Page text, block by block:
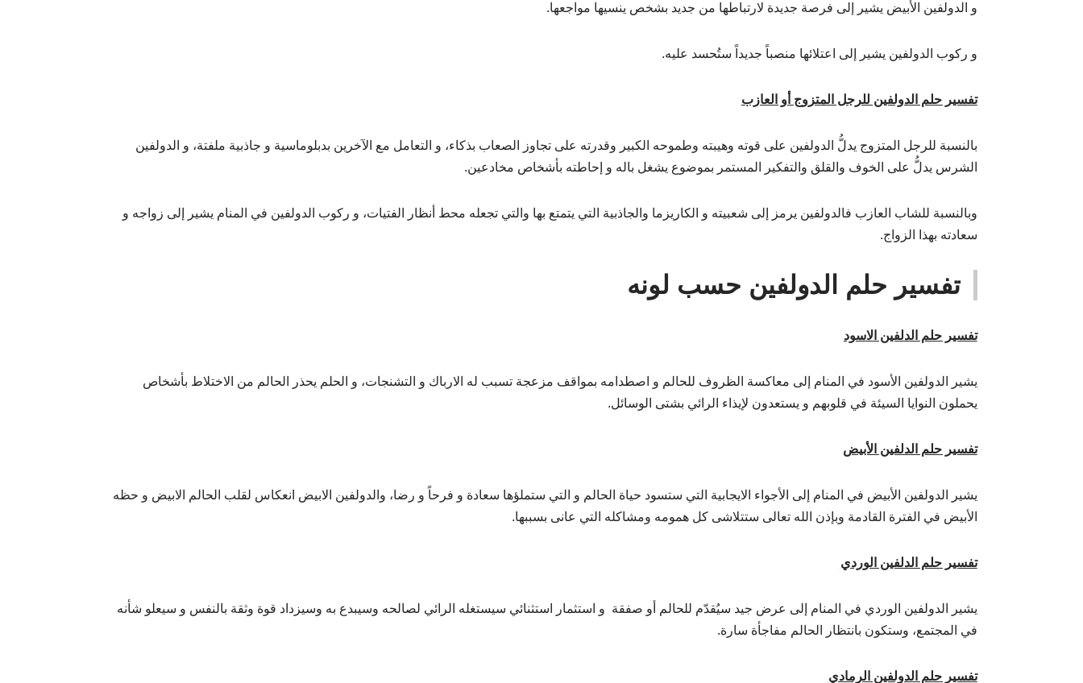
و الدولفين الأبيض يشير إلى فرصة جديدة لارتباطها من جديد بشخص ينسيها مواجعها.
و ركوب الدولفين يشير إلى اعتلائها منصباً جديداً ستُحسد عليه.
تفسير حلم الدولفين للرجل المتزوج أو العازب
بالنسبة للرجل المتزوج يدلُّ الدولفين على قوته وهيبته وطموحه الكبير وقدرته على تجاوز الصعاب بذكاء، و التعامل مع الآخرين بدبلوماسية و جاذبية ملفتة، و الدولفين
الشرس يدلُّ على الخوف والقلق والتفكير المستمر بموضوع يشغل باله و إحاطته بأشخاص مخادعين.
وبالنسبة للشاب العازب فالدولفين يرمز إلى شعبيته و الكاريزما والجاذبية التي يتمتع بها والتي تجعله محط أنظار الفتيات، و ركوب الدولفين في المنام يشير إلى زواجه و
سعادته بهذا الزواج.
تفسير حلم الدولفين حسب لونه
تفسير حلم الدلفين الاسود
يشير الدولفين الأسود في المنام إلى معاكسة الظروف للحالم و اصطدامه بمواقف مزعجة تسبب له الارباك و التشنجات، و الحلم يحذر الحالم من الاختلاط بأشخاص
يحملون النوايا السيئة في قلوبهم و يستعدون لإيذاء الرائي بشتى الوسائل.
تفسير حلم الدلفين الأبيض
يشير الدولفين الأبيض في المنام إلى الأجواء الايجابية التي ستسود حياة الحالم و التي ستملؤها سعادة و فرحاً و رضا، والدولفين الابيض انعكاس لقلب الحالم الابيض و حظه
الأبيض في الفترة القادمة وبإذن الله تعالى ستتلاشى كل همومه ومشاكله التي عانى بسببها.
تفسير حلم الدلفين الوردي
يشير الدولفين الوردي في المنام إلى عرض جيد سيُقدّم للحالم أو صفقة و استثمار استثنائي سيستغله الرائي لصالحه وسيبدع به وسيزداد قوة وثقة بالنفس و سيعلو شأنه
في المجتمع، وستكون بانتظار الحالم مفاجأة سارة.
تفسير حلم الدولفين الرمادي